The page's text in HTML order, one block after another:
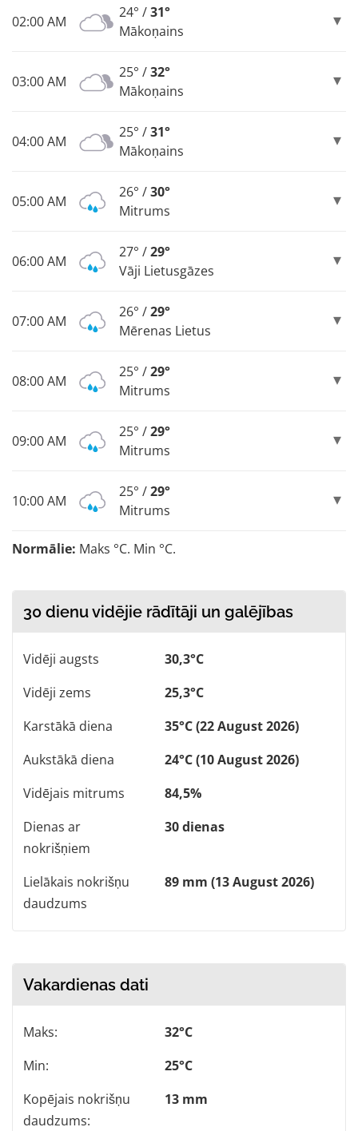
02:00 AM
24° /31°
Mākoņains
03:00 AM
25° /32°
Mākoņains
04:00 AM
25° /31°
Mākoņains
05:00 AM
26° /30°
Mitrums
06:00 AM
27° /29°
Vāji Lietusgāzes
07:00 AM
26° /29°
Mērenas Lietus
08:00 AM
25° /29°
Mitrums
09:00 AM
25° /29°
Mitrums
10:00 AM
25° /29°
Mitrums
Normālie: Maks °C. Min °C.
30 dienu vidējie rādītāji un galējības
Vidēji augsts
30,3°C
Vidēji zems
25,3°C
Karstākā diena
35°C (22 August 2026)
Aukstākā diena
24°C (10 August 2026)
Vidējais mitrums
84,5%
Dienas ar
nokrišņiem
30 dienas
Lielākais nokrišņu
daudzums
89 mm (13 August 2026)
Vakardienas dati
Maks:
32°C
Min:
25°C
Kopējais nokrišņu
daudzums:
13 mm